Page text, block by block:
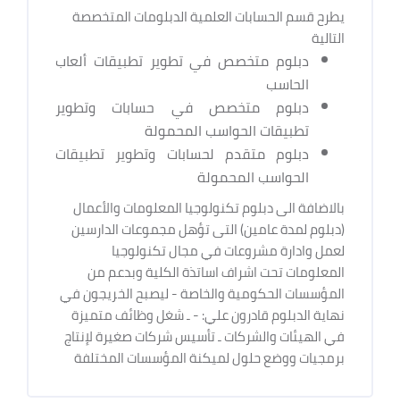
يطرح قسم الحسابات العلمية الدبلومات المتخصصة
التالية
دبلوم متخصص في تطوير تطبيقات ألعاب
الحاسب
دبلوم متخصص في حسابات وتطوير
تطبيقات الحواسب المحمولة
دبلوم متقدم لحسابات وتطوير تطبيقات
الحواسب المحمولة
بالاضافة الى دبلوم تكنولوجيا المعلومات والأعمال
(دبلوم لمدة عامين) التى تؤهل مجموعات الدارسين
لعمل وادارة مشروعات في مجال تكنولوجيا
المعلومات تحت اشراف اساتذة الكلية وبدعم من
المؤسسات الحكومية والخاصة - ليصبح الخريجون في
نهاية الدبلوم قادرون علي: - ـ شغل وظائف متميزة
في الهيئات والشركات ـ تأسيس شركات صغيرة لإنتاج
برمجيات ووضع حلول لميكنة المؤسسات المختلفة